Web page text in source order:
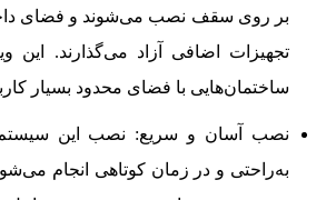
بر روی سقف نصب می‌شوند و فضای
تجهیزات اضافی آزاد می‌گذارند. این
ساختمان‌هایی با فضای محدود بسیار
نصب آسان و سریع: نصب این
به‌راحتی و در زمان کوتاهی انجام